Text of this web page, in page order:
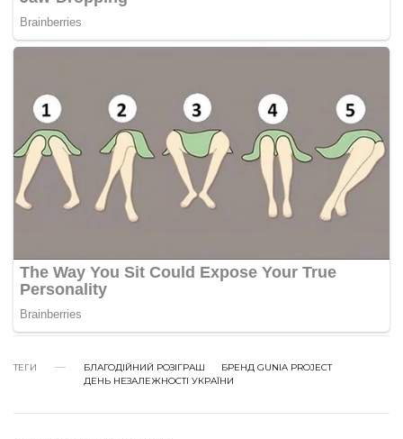
ТЕГИ БЛАГОДІЙНИЙ РОЗІГРАШ
БРЕНД GUNIA PROJECT
ДЕНЬ НЕЗАЛЕЖНОСТІ УКРАЇНИ